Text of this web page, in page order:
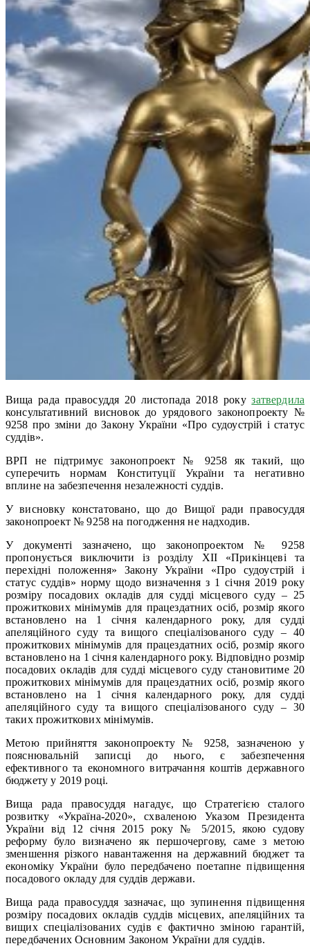
Вища рада правосуддя 20 листопада 2018 рокузатвердила
консультативний висновок до урядового законопроекту №
9258 про зміни до Закону України «Про судоустрій і статус
суддів».
ВРП не підтримує законопроект № 9258 як такий, що
суперечить нормам Конституції України та негативно
вплине на забезпечення незалежності суддів.
У висновку констатовано, що до Вищої ради правосуддя
законопроект № 9258 на погодження не надходив.
У документі зазначено, що законопроектом № 9258
пропонується виключити із розділу XII «Прикінцеві та
перехідні положення» Закону України «Про судоустрій і
статус суддів» норму щодо визначення з 1 січня 2019 року
розміру посадових окладів для судді місцевого суду – 25
прожиткових мінімумів для працездатних осіб, розмір якого
встановлено на 1 січня календарного року, для судді
апеляційного суду та вищого спеціалізованого суду – 40
прожиткових мінімумів для працездатних осіб, розмір якого
встановлено на 1 січня календарного року. Відповідно розмір
посадових окладів для судді місцевого суду становитиме 20
прожиткових мінімумів для працездатних осіб, розмір якого
встановлено на 1 січня календарного року, для судді
апеляційного суду та вищого спеціалізованого суду – 30
таких прожиткових мінімумів.
Метою прийняття законопроекту № 9258, зазначеною у
пояснювальній записці до нього, є забезпечення
ефективного та економного витрачання коштів державного
бюджету у 2019 році.
Вища рада правосуддя нагадує, що Стратегією сталого
розвитку «Україна-2020», схваленою Указом Президента
України від 12 січня 2015 року № 5/2015, якою судову
реформу було визначено як першочергову, саме з метою
зменшення різкого навантаження на державний бюджет та
економіку України було передбачено поетапне підвищення
посадового окладу для суддів держави.
Вища рада правосуддя зазначає, що зупинення підвищення
розміру посадових окладів суддів місцевих, апеляційних та
вищих спеціалізованих судів є фактично зміною гарантій,
передбачених Основним Законом України для суддів.